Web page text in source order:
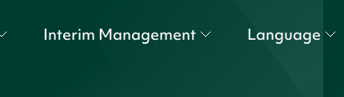
Interim Management Language